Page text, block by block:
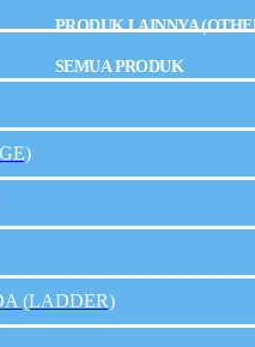
PRODUK LAINNYA
SEMUA PRODUK
(LADDER)